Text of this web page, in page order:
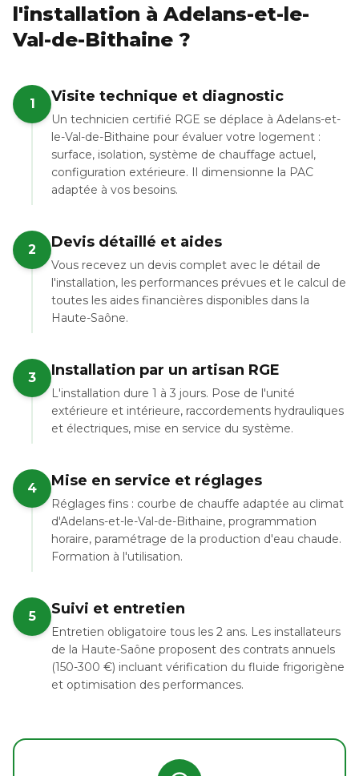
l'installation à Adelans-et-le-
Val-de-Bithaine ?
1 Visite technique et diagnostic
Un technicien certifié RGE se déplace à Adelans-et-
le-Val-de-Bithaine pour évaluer votre logement :
surface, isolation, système de chauffage actuel,
configuration extérieure. Il dimensionne la PAC
adaptée à vos besoins.
2 Devis détaillé et aides
Vous recevez un devis complet avec le détail de
l'installation, les performances prévues et le calcul de
toutes les aides financières disponibles dans la
Haute-Saône.
3 Installation par un artisan RGE
L'installation dure 1 à 3 jours. Pose de l'unité
extérieure et intérieure, raccordements hydrauliques
et électriques, mise en service du système.
4 Mise en service et réglages
Réglages fins : courbe de chauffe adaptée au climat
d'Adelans-et-le-Val-de-Bithaine, programmation
horaire, paramétrage de la production d'eau chaude.
Formation à l'utilisation.
5 Suivi et entretien
Entretien obligatoire tous les 2 ans. Les installateurs
de la Haute-Saône proposent des contrats annuels
(150-300 €) incluant vérification du fluide frigorigène
et optimisation des performances.